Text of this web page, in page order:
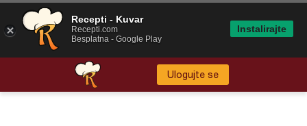
Ulogujte se
Recepti - Kuvar
Recepti.com
Besplatna - Google Play
Instalirajte